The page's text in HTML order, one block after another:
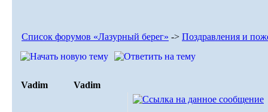
Список форумов «Лазурный берег» -> Поздравления и
Vadim Vadim